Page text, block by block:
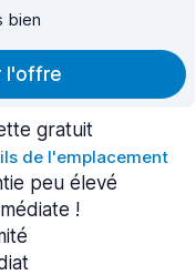
bien
l'offre
gratuit
de l'emplacement
peu élevé
!